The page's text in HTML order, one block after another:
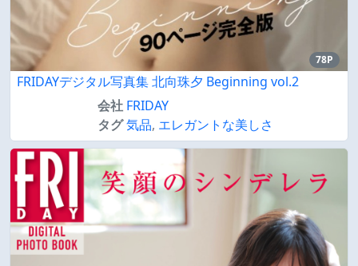
78P
FRIDAYデジタル写真集 北向珠夕 Beginning vol.2
会社 FRIDAY
タグ気品, エレガントな美しさ